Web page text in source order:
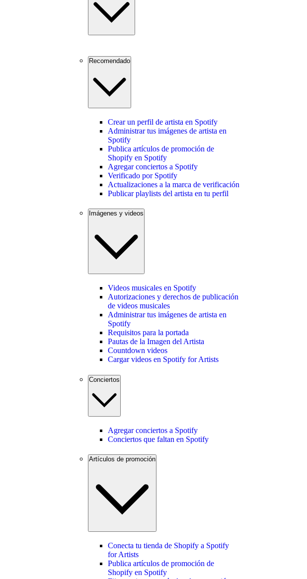
Recomendado
Crear un perfil de artista en Spotify
Administrar tus imágenes de artista en
Spotify
Publica artículos de promoción de
Shopify en Spotify
Agregar conciertos a Spotify
Verificado por Spotify
Actualizaciones a la marca de verificación
Publicar playlists del artista en tu perfil
Imágenes y videos
Videos musicales en Spotify
Autorizaciones y derechos de publicación
de videos musicales
Administrar tus imágenes de artista en
Spotify
Requisitos para la portada
Pautas de la Imagen del Artista
Countdown videos
Cargar videos en Spotify for Artists
Conciertos
Agregar conciertos a Spotify
Conciertos que faltan en Spotify
Artículos de promoción
Conecta tu tienda de Shopify a Spotify
for Artists
Publica artículos de promoción de
Shopify en Spotify